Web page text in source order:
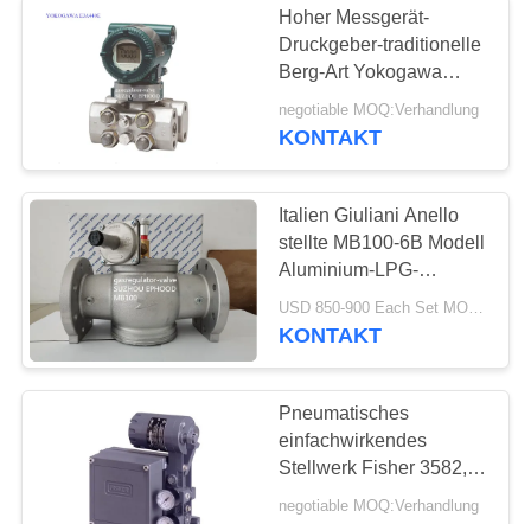
Edelstahlkugelventil
8
WasserDrosselventil
17
Hoher Messgerät-
Druckgeber-traditionelle
Berg-Art Yokogawa
EJA440E
negotiable MOQ:Verhandlung
KONTAKT
Italien Giuliani Anello
stellte MB100-6B Modell
Aluminium-LPG-
Druckregler mit
Absperrventil her
USD 850-900 Each Set MOQ:2sets
KONTAKT
Pneumatisches
einfachwirkendes
Stellwerk Fisher 3582,
Art elektrisches
negotiable MOQ:Verhandlung